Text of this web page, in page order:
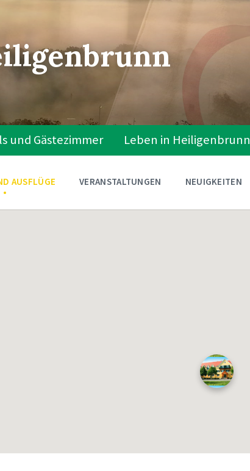
und Gästezimmer Leben in Heiligenbrunn
AUSFLÜGE VERANSTALTUNGEN NEUIGKEITEN